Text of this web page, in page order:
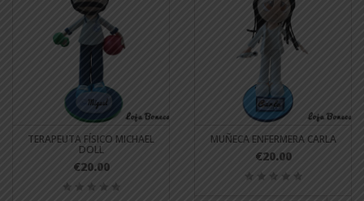
TERAPEUTA FÍSICO MICHAEL
DOLL
€20.00
MUÑECA ENFERMERA CARLA
€20.00